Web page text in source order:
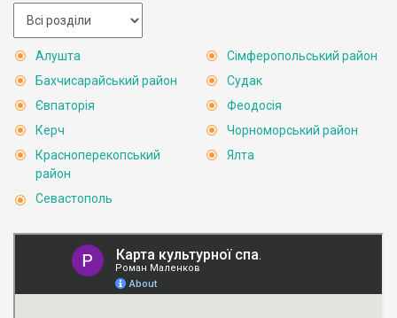
Алушта
Бахчисарайський район
Євпаторія
Керч
Красноперекопський
район
Севастополь
Сімферопольський район
Судак
Феодосія
Чорноморський район
Ялта